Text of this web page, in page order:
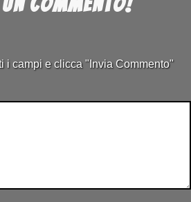
i campi e clicca "Invia Commento"